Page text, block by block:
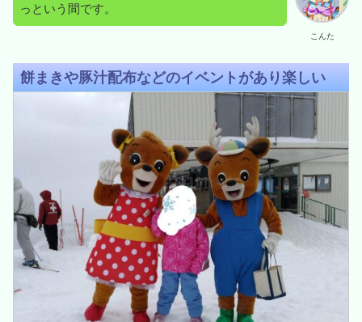
こんた
っという間です。
餅まきや豚汁配布などのイベントがあり楽しい